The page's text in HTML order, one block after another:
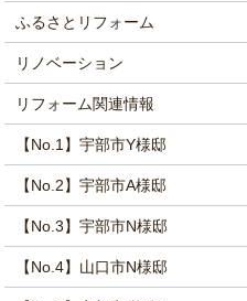
ふるさとリフォーム
リノベーション
リフォーム関連情報
【No.1】宇部市Y様邸
【No.2】宇部市A様邸
【No.3】宇部市N様邸
【No.4】山口市N様邸